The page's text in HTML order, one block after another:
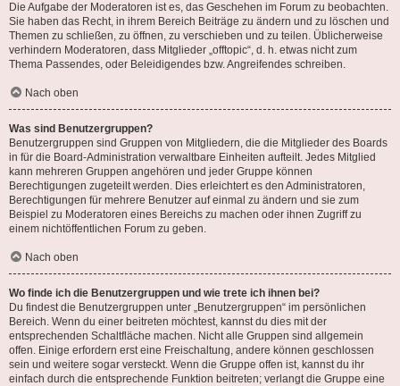
Die Aufgabe der Moderatoren ist es, das Geschehen im Forum zu beobachten.
Sie haben das Recht, in ihrem Bereich Beiträge zu ändern und zu löschen und
Themen zu schließen, zu öffnen, zu verschieben und zu teilen. Üblicherweise
verhindern Moderatoren, dass Mitglieder „offtopic“, d. h. etwas nicht zum
Thema Passendes, oder Beleidigendes bzw. Angreifendes schreiben.
Nach oben
Was sind Benutzergruppen?
Benutzergruppen sind Gruppen von Mitgliedern, die die Mitglieder des Boards
in für die Board-Administration verwaltbare Einheiten aufteilt. Jedes Mitglied
kann mehreren Gruppen angehören und jeder Gruppe können
Berechtigungen zugeteilt werden. Dies erleichtert es den Administratoren,
Berechtigungen für mehrere Benutzer auf einmal zu ändern und sie zum
Beispiel zu Moderatoren eines Bereichs zu machen oder ihnen Zugriff zu
einem nichtöffentlichen Forum zu geben.
Nach oben
Wo finde ich die Benutzergruppen und wie trete ich ihnen bei?
Du findest die Benutzergruppen unter „Benutzergruppen“ im persönlichen
Bereich. Wenn du einer beitreten möchtest, kannst du dies mit der
entsprechenden Schaltfläche machen. Nicht alle Gruppen sind allgemein
offen. Einige erfordern erst eine Freischaltung, andere können geschlossen
sein und weitere sogar versteckt. Wenn die Gruppe offen ist, kannst du ihr
einfach durch die entsprechende Funktion beitreten; verlangt die Gruppe eine